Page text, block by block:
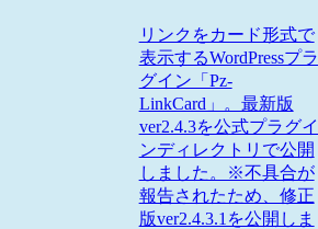
リンクをカード形式で
表示するWordPressプラ
グイン「Pz-
LinkCard」。最新版
ver2.4.3を公式プラグイ
ンディレクトリで公開
しました。※不具合が
報告されたため、修正
版ver2.4.3.1を公開しま